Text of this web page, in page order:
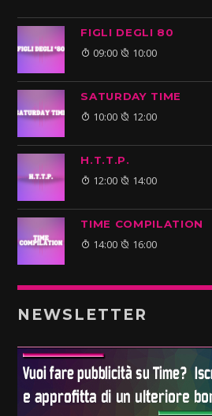
FIGLI DEGLI 80
09:00 10:00
SATURDAY TIME
10:00 12:00
H.T.T.P.
12:00 14:00
TIME COMPILATION
14:00 16:00
NEWSLETTER